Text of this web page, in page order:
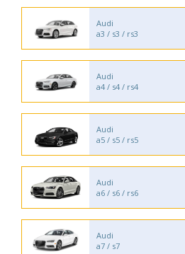
Audi
a3 / s3 / rs3
Audi
a4 / s4 / rs4
Audi
a5 / s5 / rs5
Audi
a6 / s6 / rs6
Audi
a7 / s7